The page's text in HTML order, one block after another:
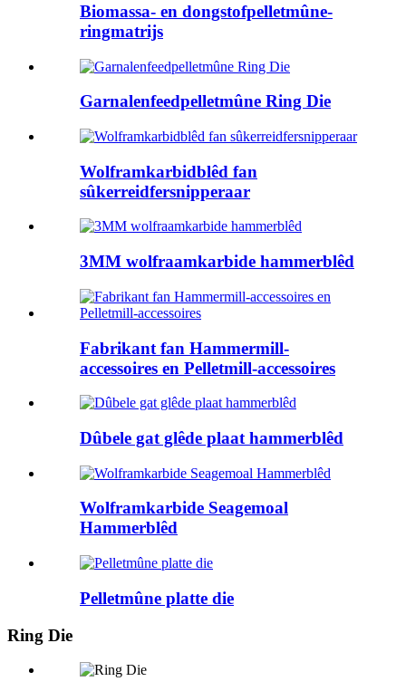
Biomassa- en dongstofpelletmûne-
ringmatrijs
Garnalenfeedpelletmûne Ring Die
Wolframkarbidblêd fan
sûkerreidfersnipperaar
3MM wolfraamkarbide hammerblêd
Fabrikant fan Hammermill-
accessoires en Pelletmill-accessoires
Dûbele gat glêde plaat hammerblêd
Wolframkarbide Seagemoal
Hammerblêd
Pelletmûne platte die
Ring Die